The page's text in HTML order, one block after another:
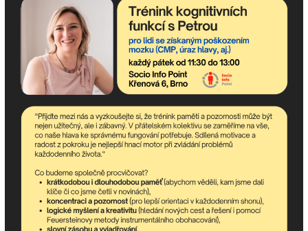
< Divadlo Hybernia: Česká mše vánočníTKF s Chipem >
Odebírejte newsletter!
komunitního centra a dění v asociaci.